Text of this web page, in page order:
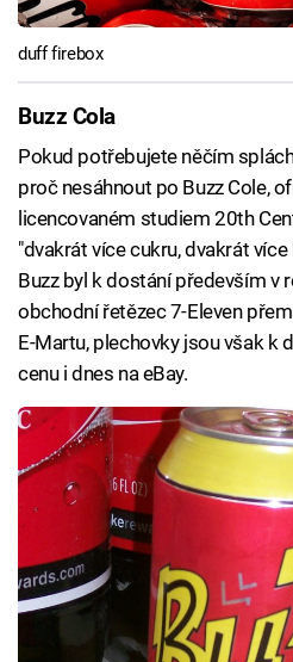
duff firebox
Buzz Cola
Pokud potřebujete něčím
proč nesáhnout po Buzz Cole,
licencovaném studiem 20th
"dvakrát více cukru, dvakrát
Buzz byl k dostání především v
obchodní řetězec 7-Eleven
E-Martu, plechovky jsou však k
cenu i dnes na eBay.